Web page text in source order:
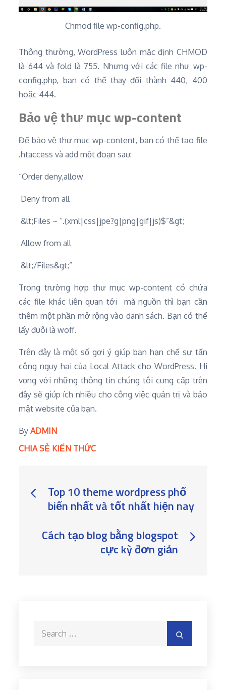
Chmod file wp-config.php.
Thông thường, WordPress luôn mặc định CHMOD
là 644 và fold là 755. Nhưng với các file như wp-
config.php, bạn có thể thay đổi thành 440, 400
hoặc 444.
Bảo vệ thư mục wp-content
Để bảo vệ thư mục wp-content, bạn có thể tạo file
.htaccess và add một đoạn sau:
“Order deny,allow
Deny from all
&lt;Files ~ “.(xml|css|jpe?g|png|gif|js)$”&gt;
Allow from all
&lt;/Files&gt;”
Trong trường hợp thư mục wp-content có chứa
các file khác liên quan tới mã nguồn thì bạn cần
thêm một phần mở rộng vào danh sách. Bạn có thể
lấy đuôi là woff.
Trên đây là một số gợi ý giúp bạn hạn chế sự tấn
công nguy hại của Local Attack cho WordPress. Hi
vọng với những thông tin chúng tôi cung cấp trên
đây sẽ giúp ích nhiều cho công việc quản trị và bảo
mật website của bạn.
ByADMIN
CHIA SẺ KIẾN THỨC
Post
navigation
Top 10 theme wordpress phổ
biến nhất và tốt nhất hiện nay
Cách tạo blog bằng blogspot
cực kỳ đơn giản
Search